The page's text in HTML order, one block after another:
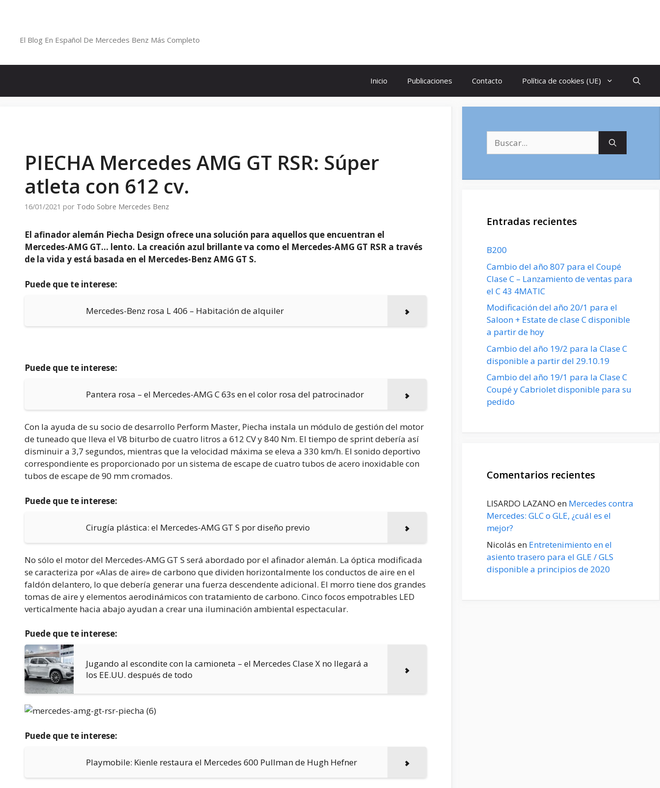
El Blog En Español De Mercedes Benz Más Completo
Inicio Publicaciones Contacto Política de cookies (UE)
PIECHA Mercedes AMG GT RSR: Súper
atleta con 612 cv.
16/01/2021 por Todo Sobre Mercedes Benz
El afinador alemán Piecha Design ofrece una solución para aquellos que encuentran el
Mercedes-AMG GT… lento. La creación azul brillante va como el Mercedes-AMG GT RSR a través
de la vida y está basada en el Mercedes-Benz AMG GT S.
Puede que te interese:
Mercedes-Benz rosa L 406 – Habitación de alquiler
Puede que te interese:
Pantera rosa – el Mercedes-AMG C 63s en el color rosa del patrocinador
Con la ayuda de su socio de desarrollo Perform Master, Piecha instala un módulo de gestión del motor
de tuneado que lleva el V8 biturbo de cuatro litros a 612 CV y 840 Nm. El tiempo de sprint debería así
disminuir a 3,7 segundos, mientras que la velocidad máxima se eleva a 330 km/h. El sonido deportivo
correspondiente es proporcionado por un sistema de escape de cuatro tubos de acero inoxidable con
tubos de escape de 90 mm cromados.
Puede que te interese:
Cirugía plástica: el Mercedes-AMG GT S por diseño previo
No sólo el motor del Mercedes-AMG GT S será abordado por el afinador alemán. La óptica modificada
se caracteriza por «Alas de aire» de carbono que dividen horizontalmente los conductos de aire en el
faldón delantero, lo que debería generar una fuerza descendente adicional. El morro tiene dos grandes
tomas de aire y elementos aerodinámicos con tratamiento de carbono. Cinco focos empotrables LED
verticalmente hacia abajo ayudan a crear una iluminación ambiental espectacular.
Puede que te interese:
Jugando al escondite con la camioneta – el Mercedes Clase X no llegará a
los EE.UU. después de todo
Puede que te interese:
Playmobile: Kienle restaura el Mercedes 600 Pullman de Hugh Hefner
Entradas recientes
B200
Cambio del año 807 para el Coupé
Clase C – Lanzamiento de ventas para
el C 43 4MATIC
Modificación del año 20/1 para el
Saloon + Estate de clase C disponible
a partir de hoy
Cambio del año 19/2 para la Clase C
disponible a partir del 29.10.19
Cambio del año 19/1 para la Clase C
Coupé y Cabriolet disponible para su
pedido
Comentarios recientes
LISARDO LAZANO en Mercedes contra
Mercedes: GLC o GLE, ¿cuál es el
mejor?
Nicolás en Entretenimiento en el
asiento trasero para el GLE / GLS
disponible a principios de 2020